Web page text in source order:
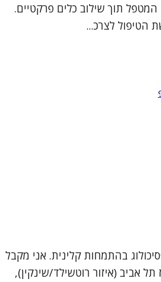
תוך שילוב כלים פרקטיים.
הטיפול לצרכ...
בהתמחות קלינית. אני מקבל
אביב (איזור רוטשילד/שינקין),